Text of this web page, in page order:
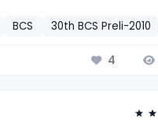
BCS 30th BCS Preli-2010
4